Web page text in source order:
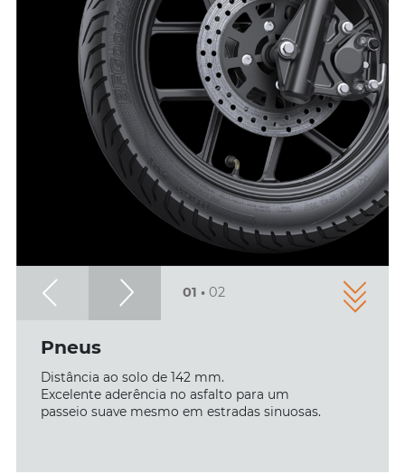
Pneus
Distância ao solo de 142 mm.
Excelente aderência no asfalto para um
passeio suave mesmo em estradas sinuosas.
01 • 02